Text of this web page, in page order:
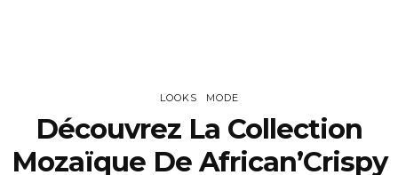
LOOKS MODE
Découvrez La Collection
Mozaïque De African’Crispy